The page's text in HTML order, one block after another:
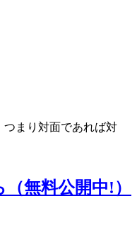
まり対面であれば対
無料公開中!）